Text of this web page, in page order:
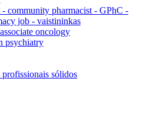
community pharmacist - GPhC -
job - vaistininkas
oncology
psychiatry
sólidos